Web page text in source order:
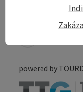
Create PDF
powered by